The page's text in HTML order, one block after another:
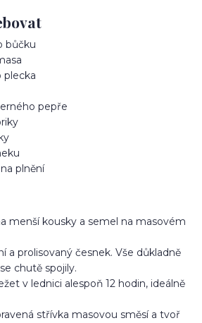
bůčku
plecka
pepře
plnění
menší kousky a semel na masovém
a prolisovaný česnek. Vše důkladně
chutě spojily.
v lednici alespoň 12 hodin, ideálně
střívka masovou směsí a tvoř